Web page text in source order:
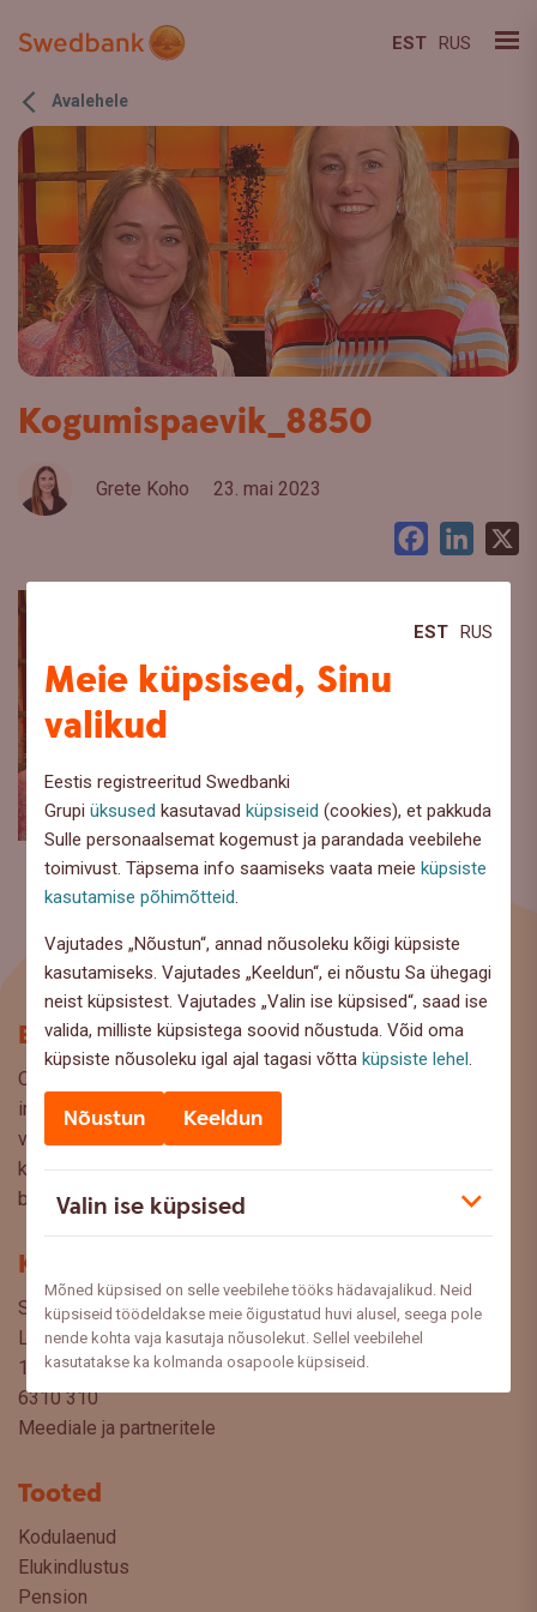
EST RUS
Meie küpsised, Sinu
valikud
Eestis registreeritud Swedbanki
Grupiüksused kasutavadküpsiseid (cookies), et pakkuda
Sulle personaalsemat kogemust ja parandada veebilehe
toimivust. Täpsema info saamiseks vaata meieküpsiste
kasutamise põhimõtteid
Vajutades „Nõustun“, annad nõusoleku kõigi küpsiste
kasutamiseks. Vajutades „Keeldun“, ei nõustu Sa ühegagi
neist küpsistest. Vajutades „Valin ise küpsised“, saad ise
valida, milliste küpsistega soovid nõustuda. Võid oma
küpsiste nõusoleku igal ajal tagasi võttaküpsiste lehel
Nõustun Keeldun
Valin ise küpsised
Mõned küpsised on selle veebilehe tööks hädavajalikud. Neid
küpsiseid töödeldakse meie õigustatud huvi alusel, seega pole
nende kohta vaja kasutaja nõusolekut. Sellel veebilehel
kasutatakse ka kolmanda osapoole küpsiseid.
EST RUS
Avalehele
Kogumispaevik_8850
Grete Koho 23. mai 2023
Facebook
Blogi
Oled Swedbanki blogi lehel, kus pakume lugejaile huvitavat
infot ja kasulikke nõuandeid, et saaksite teha kaalutud
valikuid oma rahaasjade korraldamisel. Ootame väga teie
küsimusi, ettepanekuid ja arvamusi, millistel teemadel siit
blogist lugeda sooviksite: meedia@swedbank.ee.
Kontakt
Swedbank AS
Liivalaia 34
15040 Tallinn, Estonia
6310 310
Meediale ja partneritele
Tooted
Kodulaenud
Elukindlustus
Pension